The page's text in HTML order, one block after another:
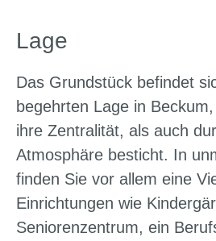
Lage
Das Grundstück befindet
begehrten Lage in
ihre Zentralität, als auch
Atmosphäre besticht. In
finden Sie vor allem eine
Einrichtungen wie
Seniorenzentrum, ein